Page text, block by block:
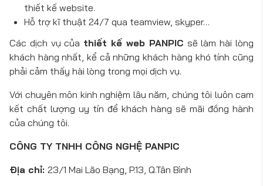
thiết kế website.
Hỗ trợ kĩ thuật 24/7 qua teamview, skyper…
Các dịch vụ của thiết kế web PANPIC sẽ làm hài lòng
khách hàng nhất, kể cả những khách hàng khó tính cũng
phải cảm thấy hài lòng trong mọi dịch vụ.
Với chuyên môn kinh nghiệm lâu năm, chúng tôi luôn cam
kết chất lượng uy tín để khách hàng sẽ mãi đồng hành
của chúng tôi.
CÔNG TY TNHH CÔNG NGHỆ PANPIC
Địa chỉ: 23/1 Mai Lão Bạng, P.13, Q.Tân Bình